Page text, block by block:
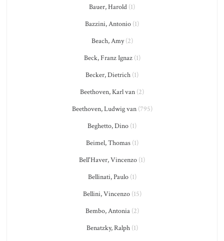
Bauer, Harold (1)
Bazzini, Antonio (1)
Beach, Amy(2)
Beck, Franz Ignaz(1)
Becker, Dietrich (1)
Beethoven, Karl van (2)
Beethoven, Ludwig van(795)
Beghetto, Dino (1)
Beimel, Thomas(1)
Bell'Haver, Vincenzo (1)
Bellinati, Paulo(1)
Bellini, Vincenzo(15)
Bembo, Antonia(2)
Benatzky, Ralph(1)